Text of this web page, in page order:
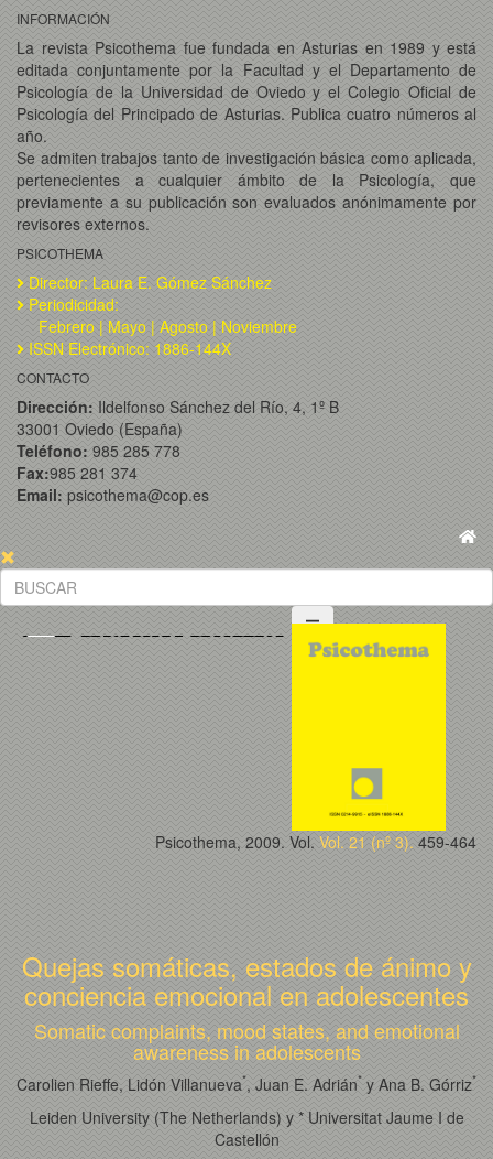
INFORMACIÓN
La revista Psicothema fue fundada en Asturias en 1989 y está
editada conjuntamente por la Facultad y el Departamento de
Psicología de la Universidad de Oviedo y el Colegio Oficial de
Psicología del Principado de Asturias. Publica cuatro números al
año.
Se admiten trabajos tanto de investigación básica como aplicada,
pertenecientes a cualquier ámbito de la Psicología, que
previamente a su publicación son evaluados anónimamente por
revisores externos.
PSICOTHEMA
Director: Laura E. Gómez Sánchez
Periodicidad:
Febrero | Mayo | Agosto | Noviembre
ISSN Electrónico: 1886-144X
CONTACTO
Dirección: Ildelfonso Sánchez del Río, 4, 1º B
33001 Oviedo (España)
Teléfono: 985 285 778
Fax:985 281 374
Email: psicothema@cop.es
Psicothema, 2009. Vol. Vol. 21 (nº 3). 459-464
Quejas somáticas, estados de ánimo y
conciencia emocional en adolescentes
Somatic complaints, mood states, and emotional
awareness in adolescents
Carolien Rieffe, Lidón Villanueva*, Juan E. Adrián* y Ana B. Górriz*
Leiden University (The Netherlands) y * Universitat Jaume I de
Castellón